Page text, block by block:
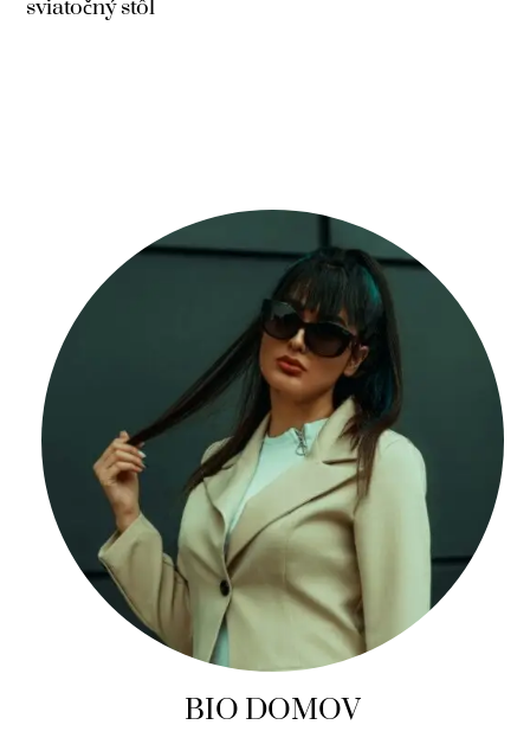
sviatočný stôl
BIO DOMOV